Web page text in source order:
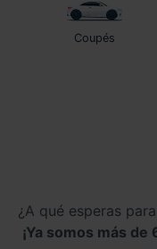
Coupés
¿A qué esperas
¡Ya somos más